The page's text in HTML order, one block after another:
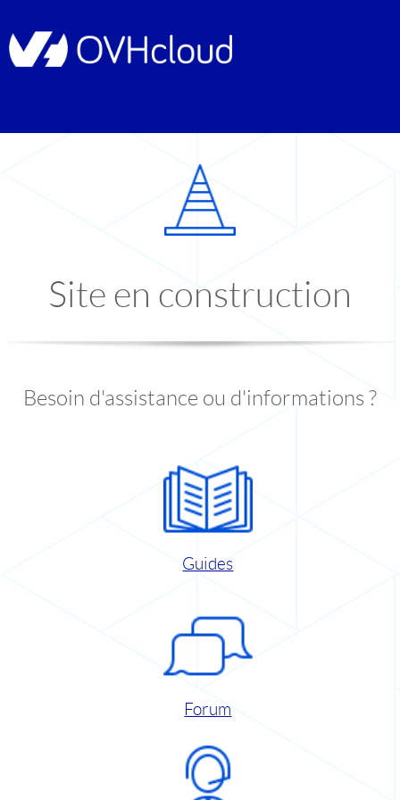
Site en construction
Besoin d'assistance ou d'informations ?
Guides
Forum